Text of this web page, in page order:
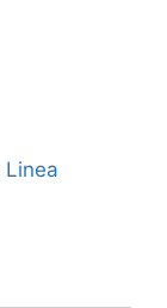
Linea